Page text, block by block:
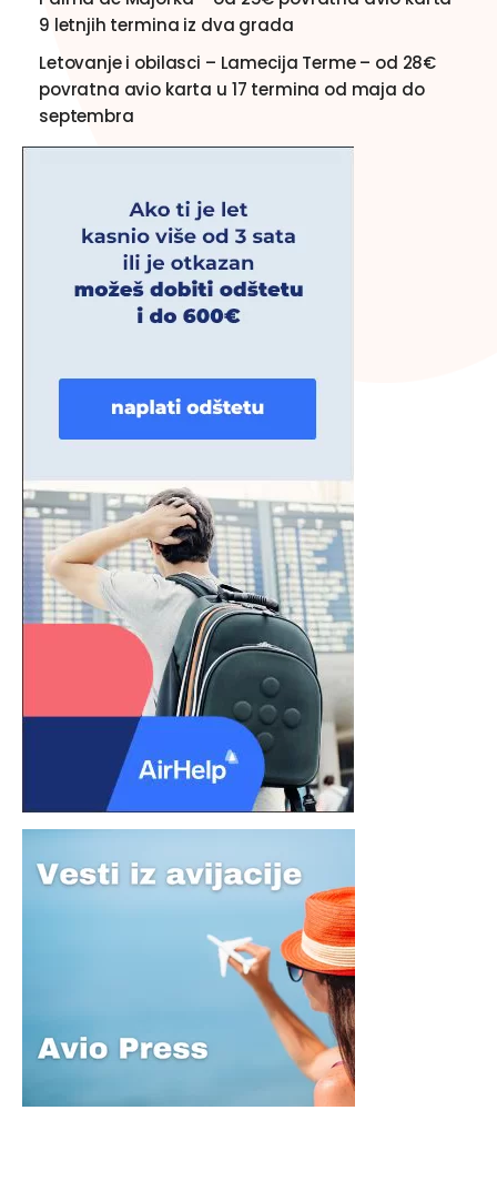
9 letnjih termina iz dva grada
Letovanje i obilasci – Lamecija Terme – od 28€
povratna avio karta u 17 termina od maja do
septembra